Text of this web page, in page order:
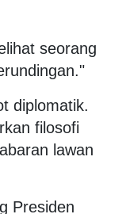
seorang
diplomatik.
filosofi
lawan
Presiden